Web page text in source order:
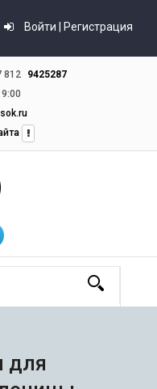
Войти | Регистрация
812
9425287
для